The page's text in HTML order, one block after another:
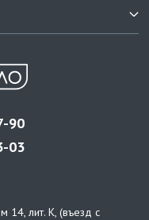
90
03
14, лит. К, (въезд с